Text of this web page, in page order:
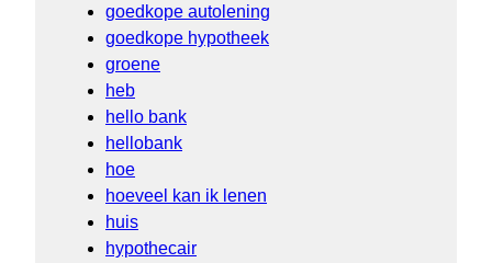
goedkope autolening
goedkope hypotheek
groene
heb
hello bank
hellobank
hoe
hoeveel kan ik lenen
huis
hypothecair